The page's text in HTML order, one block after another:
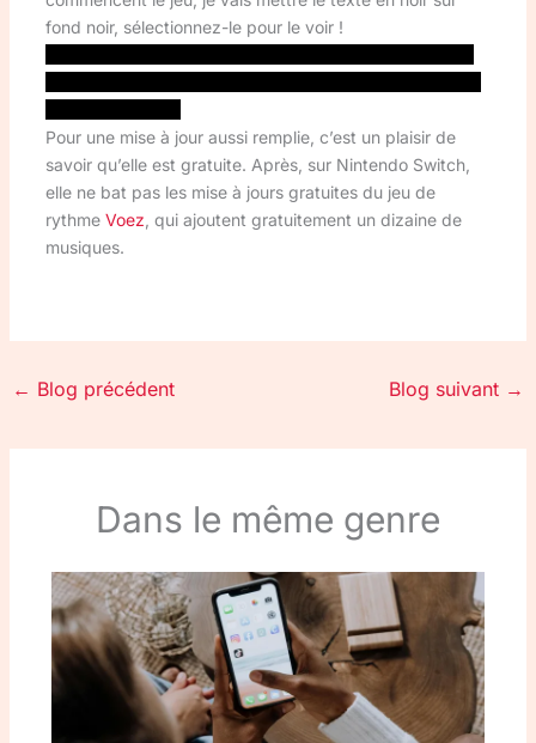
fond noir, sélectionnez-le pour le voir !
Pour une mise à jour aussi remplie, c’est un plaisir de
savoir qu’elle est gratuite. Après, sur Nintendo Switch,
elle ne bat pas les mise à jours gratuites du jeu de
rythme Voez , qui ajoutent gratuitement un dizaine de
musiques.
← Blog précédent Blog suivant →
Dans le même genre